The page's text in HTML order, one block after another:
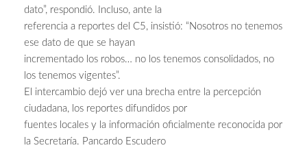
dato”, respondió. Incluso, ante la
referencia a reportes del C5, insistió: “Nosotros no tenemos
ese dato de que se hayan
incrementado los robos… no los tenemos consolidados, no
los tenemos vigentes”.
El intercambio dejó ver una brecha entre la percepción
ciudadana, los reportes difundidos por
fuentes locales y la información oficialmente reconocida por
la Secretaría. Pancardo Escudero